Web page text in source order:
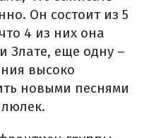
Он состоит из 5
4 из них она
Злате, еще одну –
высоко
новыми песнями